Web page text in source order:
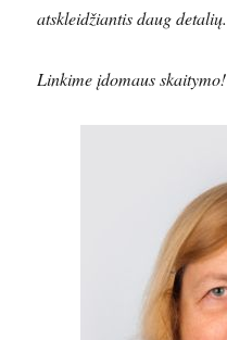
atskleidžiantis daug detalių.
Linkime įdomaus skaitymo!